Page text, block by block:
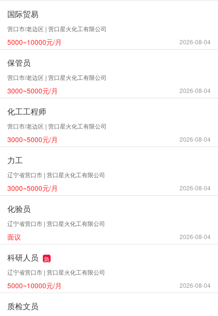
国际贸易
营口市/老边区 | 营口星火化工有限公司
5000~10000元/月 2026-08-04
保管员
营口市/老边区 | 营口星火化工有限公司
3000~5000元/月 2026-08-04
化工工程师
营口市/老边区 | 营口星火化工有限公司
3000~5000元/月 2026-08-04
力工
辽宁省营口市 | 营口星火化工有限公司
3000~5000元/月 2026-08-04
化验员
辽宁省营口市 | 营口星火化工有限公司
面议 2026-08-04
科研人员
急
辽宁省营口市 | 营口星火化工有限公司
5000~10000元/月 2026-08-04
质检文员